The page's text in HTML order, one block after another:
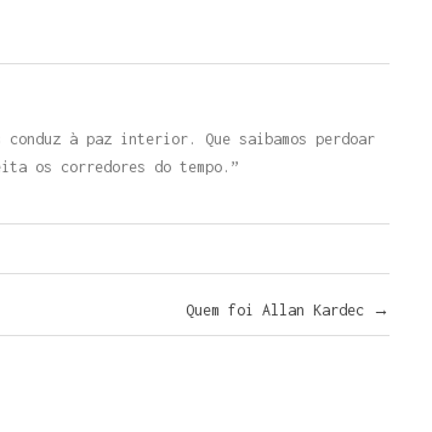
à paz interior. Que saibamos perdoar
os corredores do tempo.”
Quem foi Allan Kardec →